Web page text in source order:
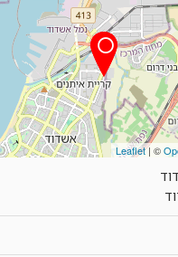
Leaflet| ©